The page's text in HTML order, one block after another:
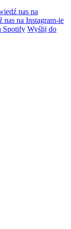
nas na
nas na Instagram-ie
Spotify Wyślij do